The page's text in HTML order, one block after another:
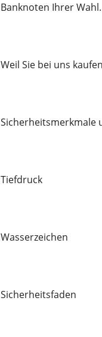
Banknoten Ihrer Wahl.
Weil Sie bei uns
Sicherheitsmerkmale
Tiefdruck
Wasserzeichen
Sicherheitsfaden